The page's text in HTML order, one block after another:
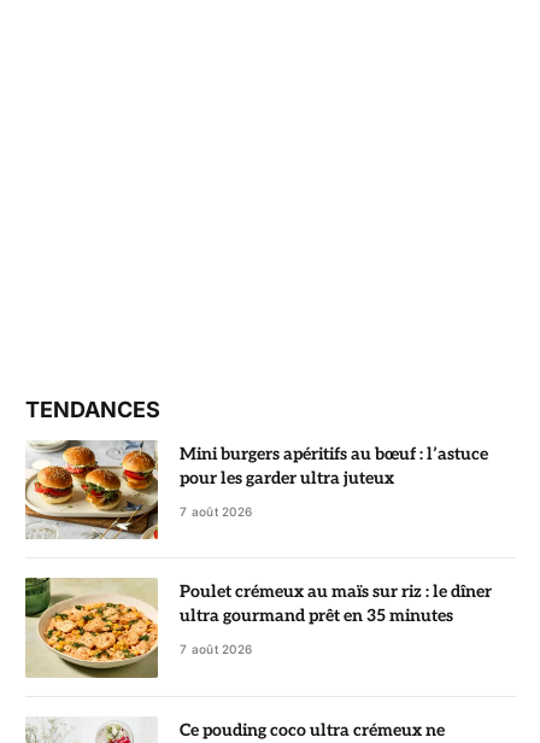
TENDANCES
Mini burgers apéritifs au bœuf : l’astuce
pour les garder ultra juteux
7 août 2026
Poulet crémeux au maïs sur riz : le dîner
ultra gourmand prêt en 35 minutes
7 août 2026
Ce pouding coco ultra crémeux ne